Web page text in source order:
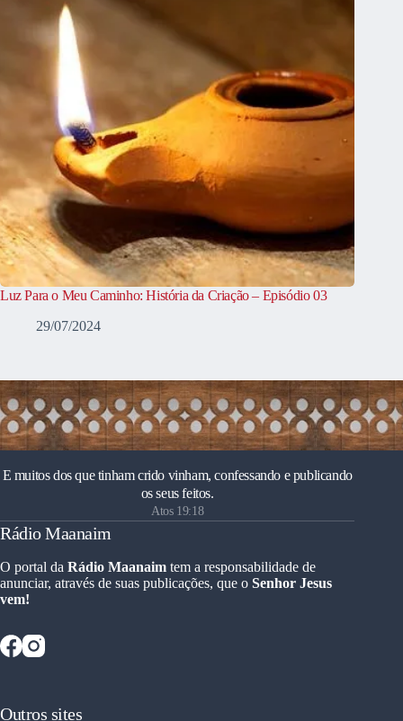
Luz Para o Meu Caminho: História da Criação – Episódio 03
29/07/2024
E muitos dos que tinham crido vinham, confessando e publicando
os seus feitos.
Atos 19:18
Rádio Maanaim
O portal da Rádio Maanaim tem a responsabilidade de
anunciar, através de suas publicações, que o Senhor Jesus
vem!
Outros sites